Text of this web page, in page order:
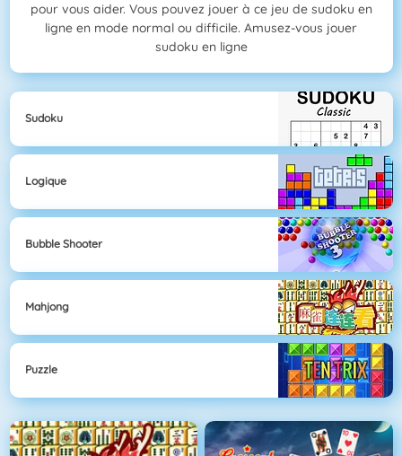
pour vous aider. Vous pouvez jouer à ce jeu de sudoku en
ligne en mode normal ou difficile. Amusez-vous jouer
sudoku en ligne
Sudoku
Logique
Bubble Shooter
Mahjong
Puzzle